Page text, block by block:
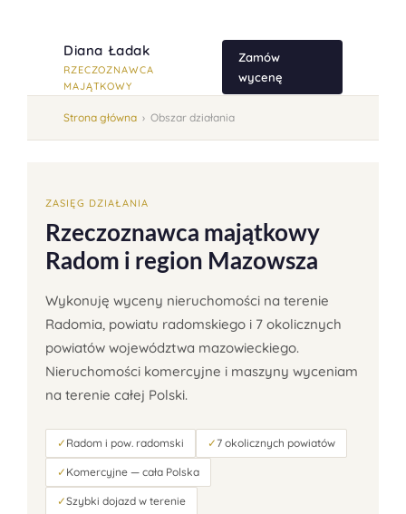
Diana Ładak
RZECZOZNAWCA
MAJĄTKOWY
Zamów
wycenę
Strona główna › Obszar działania
ZASIĘG DZIAŁANIA
Rzeczoznawca majątkowy
Radom i region Mazowsza
Wykonuję wyceny nieruchomości na terenie
Radomia, powiatu radomskiego i 7 okolicznych
powiatów województwa mazowieckiego.
Nieruchomości komercyjne i maszyny wyceniam
na terenie całej Polski.
✓ Radom i pow. radomski ✓ 7 okolicznych powiatów
✓ Komercyjne — cała Polska
✓Szybki dojazd w terenie